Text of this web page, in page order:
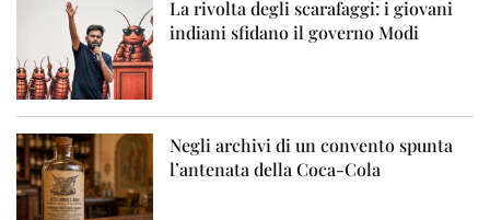
La rivolta degli scarafaggi: i giovani
indiani sfidano il governo Modi
Negli archivi di un convento spunta
l’antenata della Coca-Cola